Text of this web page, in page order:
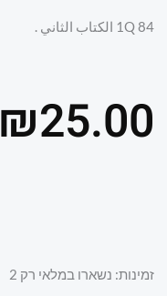
1Q 84 الكتاب الثاني .
₪25.00
זמינות: נשארו במלאי רק 2 כמות